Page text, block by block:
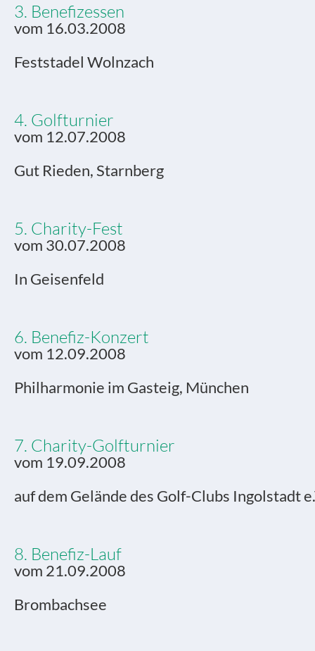
3. Benefizessen
vom 16.03.2008
Feststadel Wolnzach
4. Golfturnier
vom 12.07.2008
Gut Rieden, Starnberg
5. Charity-Fest
vom 30.07.2008
In Geisenfeld
6. Benefiz-Konzert
vom 12.09.2008
Philharmonie im Gasteig, München
7. Charity-Golfturnier
vom 19.09.2008
auf dem Gelände des Golf-Clubs Ingolstadt
8. Benefiz-Lauf
vom 21.09.2008
Brombachsee